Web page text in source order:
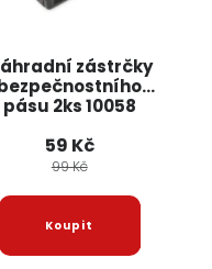
zástrčky
pásu 2ks 10058
59 Kč
99 Kč